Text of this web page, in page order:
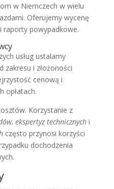
w Niemczech w wielu
Oferujemy wycenę
raporty powypadkowe.
usług ustalamy
zakresu i złożoności
cenową i
opłatach.
Korzystanie z
ekspertyz technicznychi
często przynosi korzyści
dochodzenia